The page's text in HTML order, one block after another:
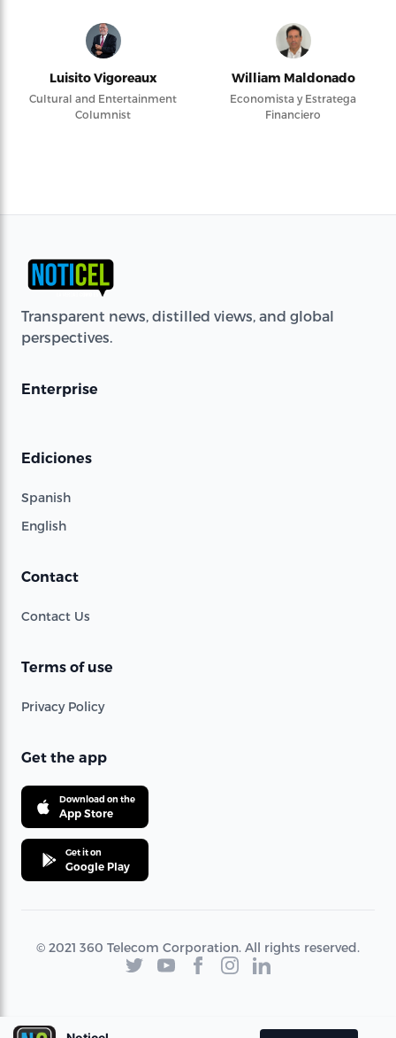
Luisito Vigoreaux
Cultural and Entertainment
Columnist
William Maldonado
Economista y Estratega
Financiero
Transparent news, distilled views, and global
perspectives.
Enterprise
Ediciones
Spanish
English
Contact
Contact Us
Terms of use
Privacy Policy
Get the app
Download on the
App Store
Get it on
Google Play
© 2021 360 Telecom Corporation. All rights reserved.